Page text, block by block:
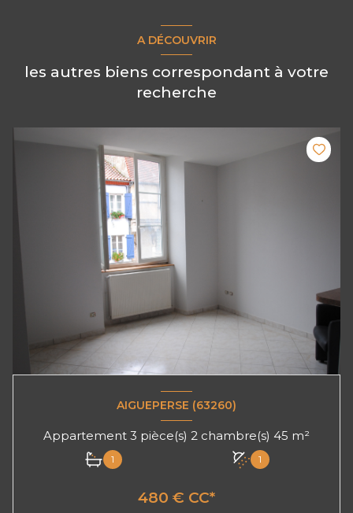
A DÉCOUVRIR
les autres biens correspondant à votre
recherche
AIGUEPERSE (63260)
Appartement 3 pièce(s) 2 chambre(s) 45 m²
1 1
480 € CC*